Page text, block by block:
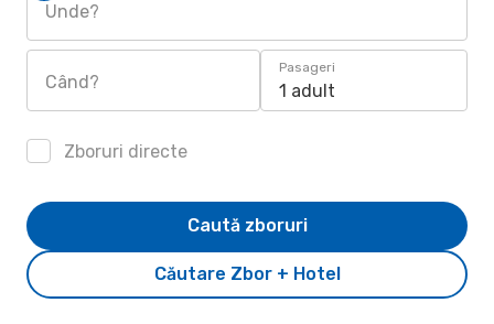
Unde?
Când?
Pasageri
1 adult
Zboruri directe
Căutare Zbor + Hotel
Caută zboruri